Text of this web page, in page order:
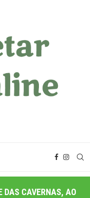
DAS CAVERNAS, AO